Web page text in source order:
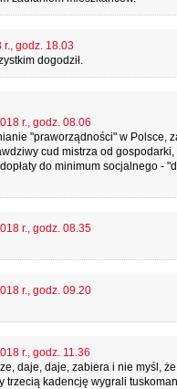
r., godz. 18.03
dogodził.
r., godz. 08.06
"praworządności" w Polsce,
cud mistrza od
do minimum socjalnego -
r., godz. 08.35
r., godz. 09.20
r., godz. 11.36
daje, daje, zabiera i nie myśl,
trzecią kadencję wygrali